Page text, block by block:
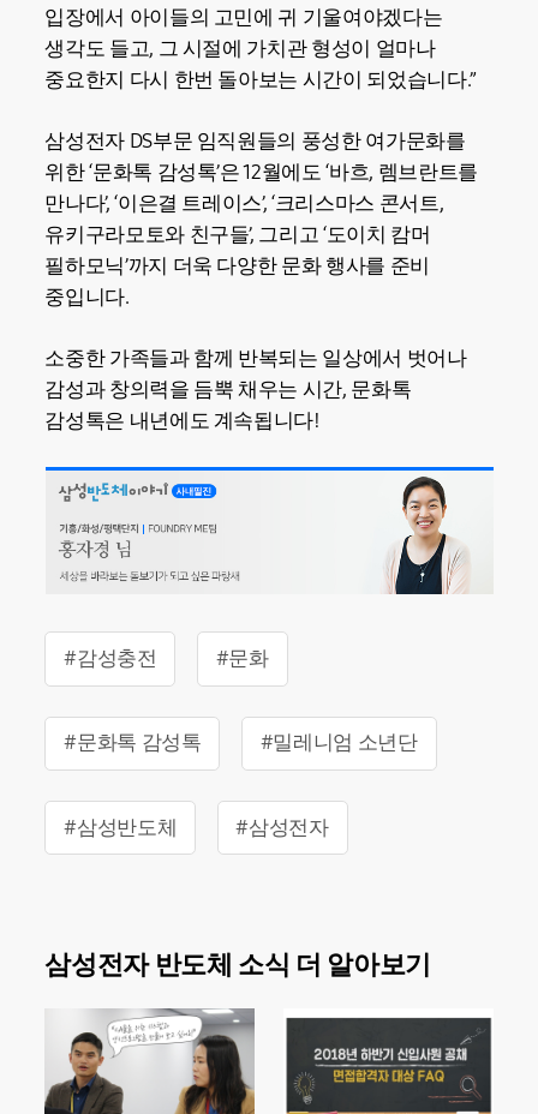
입장에서 아이들의 고민에 귀 기울여야겠다는
생각도 들고, 그 시절에 가치관 형성이 얼마나
중요한지 다시 한번 돌아보는 시간이 되었습니다.”
삼성전자 DS부문 임직원들의 풍성한 여가문화를
위한 ‘문화톡 감성톡’은 12월에도 ‘바흐, 렘브란트를
만나다’, ‘이은결 트레이스’, ‘크리스마스 콘서트,
유키구라모토와 친구들’, 그리고 ‘도이치 캄머
필하모닉’까지 더욱 다양한 문화 행사를 준비
중입니다.
소중한 가족들과 함께 반복되는 일상에서 벗어나
감성과 창의력을 듬뿍 채우는 시간, 문화톡
감성톡은 내년에도 계속됩니다!
#감성충전 #문화
#문화톡 감성톡 #밀레니엄 소년단
#삼성반도체 #삼성전자
삼성전자 반도체 소식 더 알아보기